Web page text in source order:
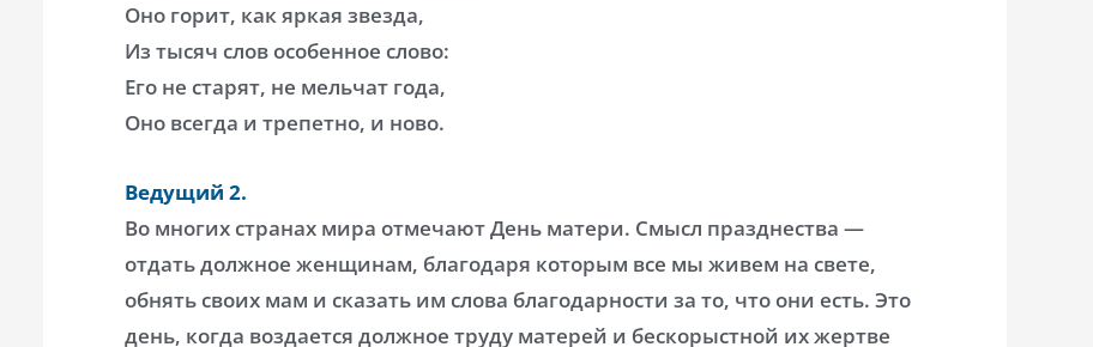
Оно горит, как яркая звезда,
Из тысяч слов особенное слово:
Его не старят, не мельчат года,
Оно всегда и трепетно, и ново.
Ведущий 2.
Во многих странах мира отмечают День матери. Смысл празднества —
отдать должное женщинам, благодаря которым все мы живем на свете,
обнять своих мам и сказать им слова благодарности за то, что они есть. Это
день, когда воздается должное труду матерей и бескорыстной их жертве